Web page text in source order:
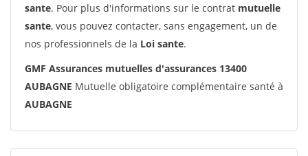
sante. Pour plus d'informations sur le contrat mutuelle
sante, vous pouvez contacter, sans engagement, un de
nos professionnels de la Loi sante.
GMF Assurances mutuelles d'assurances 13400
AUBAGNE Mutuelle obligatoire complémentaire santé à
AUBAGNE